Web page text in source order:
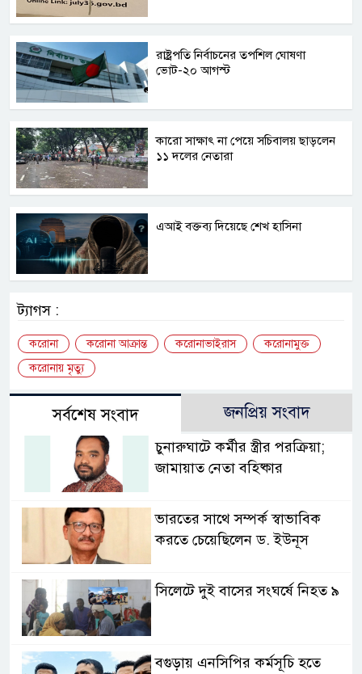
রাষ্ট্রপতি নির্বাচনের তপশিল ঘোষণা
ভোট-২০ আগস্ট
কারো সাক্ষাৎ না পেয়ে সচিবালয় ছাড়লেন
১১ দলের নেতারা
এআই বক্তব্য দিয়েছে শেখ হাসিনা
ট্যাগস :
করোনা করোনা আক্রান্ত করোনাভাইরাস
করোনামুক্ত
করোনায় মৃত্যু
সর্বশেষ সংবাদ জনপ্রিয় সংবাদ
চুনারুঘাটে কর্মীর স্ত্রীর পরক্রিয়া;
জামায়াত নেতা বহিষ্কার
ভারতের সাথে সম্পর্ক স্বাভাবিক
করতে চেয়েছিলেন ড. ইউনূস
সিলেটে দুই বাসের সংঘর্ষে নিহত ৯
বগুড়ায় এনসিপির কর্মসূচি হতে